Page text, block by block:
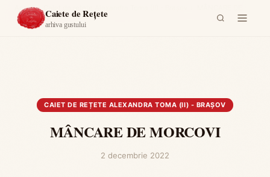
Caiete de Rețete
arhiva gustului
Acasă ›
MORCOVI
CAIET DE REȚETE ALEXANDRA TOMA (II) - BRAȘOV
MÂNCARE DE MORCOVI
2 decembrie 2022